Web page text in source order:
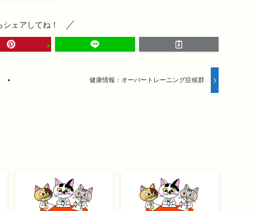
シェアしてね！
健康情報：オーバートレーニング症候群